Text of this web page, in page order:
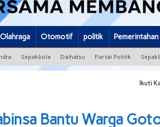
Olahraga Otomotif politik Pemerintahan
Sepakbola Daihatsu Partai Politik
Ikuti
Bantu Warga